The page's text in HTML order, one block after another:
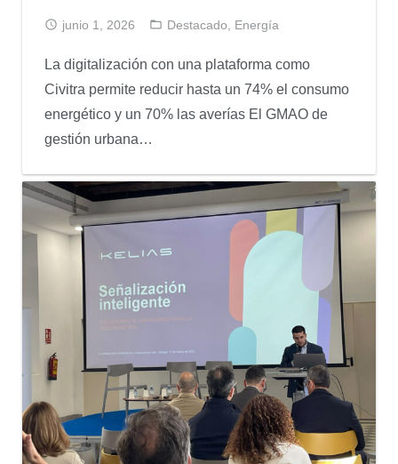
junio 1, 2026 Destacado, Energía
La digitalización con una plataforma como
Civitra permite reducir hasta un 74% el consumo
energético y un 70% las averías El GMAO de
gestión urbana…